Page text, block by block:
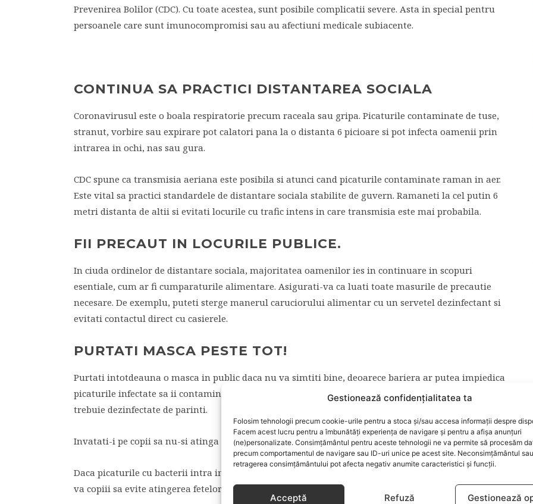
Gestionează confidențialitatea ta
Folosim tehnologii precum cookie-urile pentru a stoca și/sau accesa informații despre
Facem acest lucru pentru a îmbunătăți experiența de navigare și pentru a afișa anunțuri
(ne)personalizate. Consimțământul pentru aceste tehnologii ne va permite să procesăm
precum comportamentul de navigare sau ID-uri unice pe acest site. Neconsimțământul sau
retragerea consimțământului pot afecta negativ anumite caracteristici și funcții.
Acceptă Refuză Gestionează
Prevenirea Bolilor (CDC). Cu toate acestea, sunt posibile complicatii severe. Asta in special pentru
persoanele care sunt imunocompromisi sau au afectiuni medicale subiacente.
CONTINUA SA PRACTICI DISTANTAREA SOCIALA
Coronavirusul este o boala respiratorie precum raceala sau gripa. Picaturile contaminate de tuse,
stranut, vorbire sau expirare pot calatori pana la o distanta 6 picioare si pot infecta oamenii prin
intrarea in ochi, nas sau gura.
CDC spune ca transmisia aeriana este posibila si atunci cand picaturile contaminate raman in aer.
Este vital sa practici standardele de distantare sociala stabilite de guvern. Ramaneti la cel putin 6
metri distanta de altii si evitati locurile cu trafic intens in care transmisia este mai probabila.
FII PRECAUT IN LOCURILE PUBLICE.
In ciuda ordinelor de distantare sociala, majoritatea oamenilor ies in continuare in scopuri
esentiale, cum ar fi cumparaturile alimentare. Asigurati-va ca luati toate masurile de precautie
necesare. De exemplu, puteti sterge manerul caruciorului alimentar cu un servetel dezinfectant si
evitati contactul direct cu casierele.
PURTATI MASCA PESTE TOT!
Purtati intotdeauna o masca in public daca nu va simtiti bine, deoarece bariera ar putea impiedica
picaturile infectate sa ii contamineze pe altii. Copiii pot purta si mastile de panza insa ulterior
trebuie dezinfectate de parinti.
Invatati-i pe copii sa nu-si atinga fata
Daca picaturile cu bacterii intra in nasul sau gura unui copil, acestea se pot imbolnavi. Incurajati-
va copiii sa evite atingerea fetelor lor in public.